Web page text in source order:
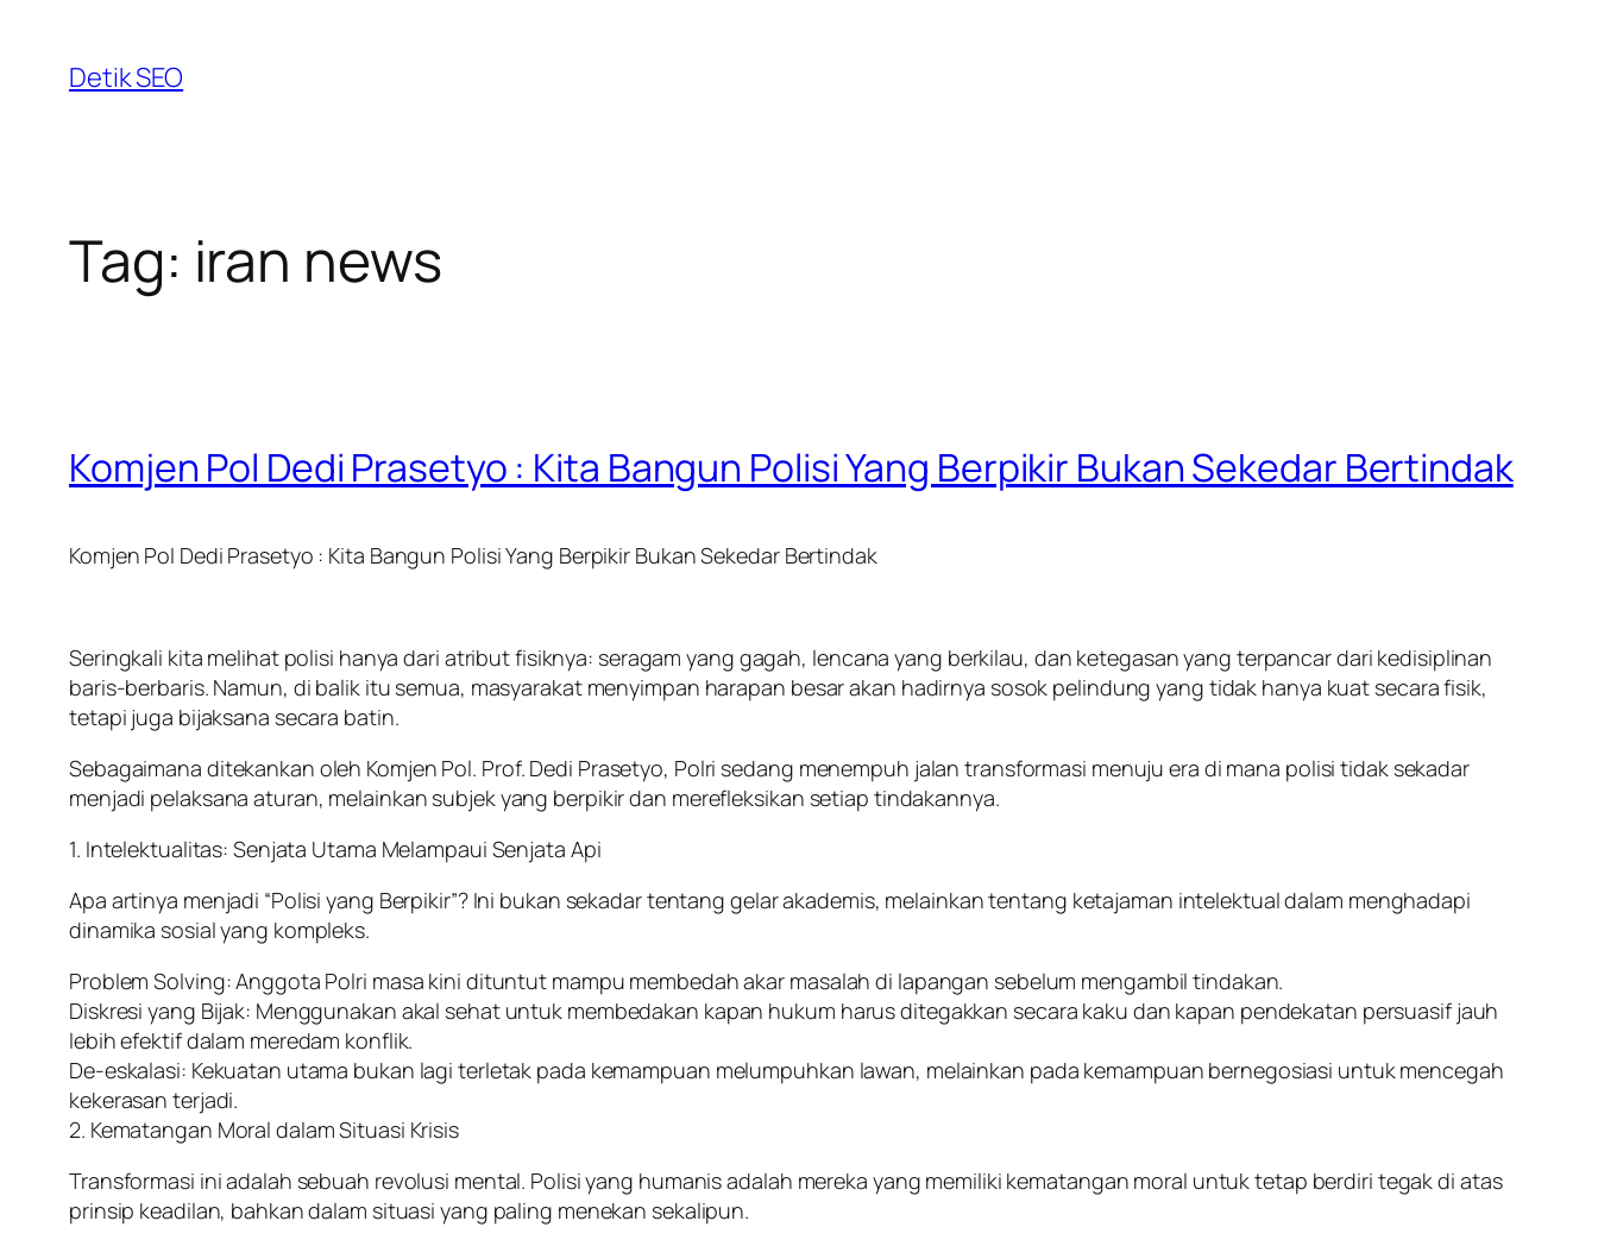
content
Detik SEO
Tag: iran news
Komjen Pol Dedi Prasetyo : Kita Bangun Polisi Yang Berpikir Bukan Sekedar Bertindak
Komjen Pol Dedi Prasetyo : Kita Bangun Polisi Yang Berpikir Bukan Sekedar Bertindak
Seringkali kita melihat polisi hanya dari atribut fisiknya: seragam yang gagah, lencana yang berkilau, dan ketegasan yang terpancar dari kedisiplinan
baris-berbaris. Namun, di balik itu semua, masyarakat menyimpan harapan besar akan hadirnya sosok pelindung yang tidak hanya kuat secara fisik,
tetapi juga bijaksana secara batin.
Sebagaimana ditekankan oleh Komjen Pol. Prof. Dedi Prasetyo, Polri sedang menempuh jalan transformasi menuju era di mana polisi tidak sekadar
menjadi pelaksana aturan, melainkan subjek yang berpikir dan merefleksikan setiap tindakannya.
1. Intelektualitas: Senjata Utama Melampaui Senjata Api
Apa artinya menjadi “Polisi yang Berpikir”? Ini bukan sekadar tentang gelar akademis, melainkan tentang ketajaman intelektual dalam menghadapi
dinamika sosial yang kompleks.
Problem Solving: Anggota Polri masa kini dituntut mampu membedah akar masalah di lapangan sebelum mengambil tindakan.
Diskresi yang Bijak: Menggunakan akal sehat untuk membedakan kapan hukum harus ditegakkan secara kaku dan kapan pendekatan persuasif jauh
lebih efektif dalam meredam konflik.
De-eskalasi: Kekuatan utama bukan lagi terletak pada kemampuan melumpuhkan lawan, melainkan pada kemampuan bernegosiasi untuk mencegah
kekerasan terjadi.
2. Kematangan Moral dalam Situasi Krisis
Transformasi ini adalah sebuah revolusi mental. Polisi yang humanis adalah mereka yang memiliki kematangan moral untuk tetap berdiri tegak di atas
prinsip keadilan, bahkan dalam situasi yang paling menekan sekalipun.